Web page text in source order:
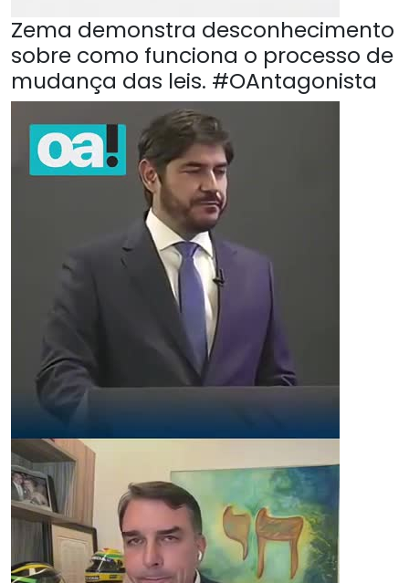
Zema demonstra desconhecimento
sobre como funciona o processo de
mudança das leis. #OAntagonista